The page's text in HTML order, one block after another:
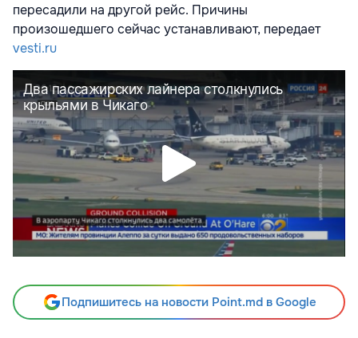
пересадили на другой рейс. Причины
произошедшего сейчас устанавливают, передает
vesti.ru
Подпишитесь на новости Point.md в Google